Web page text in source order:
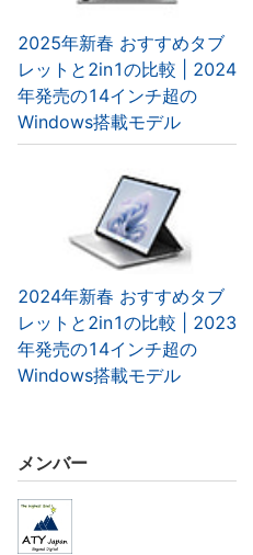
2025年新春 おすすめタブ
レットと2in1の比較 | 2024
年発売の14インチ超の
Windows搭載モデル
2024年新春 おすすめタブ
レットと2in1の比較 | 2023
年発売の14インチ超の
Windows搭載モデル
メンバー